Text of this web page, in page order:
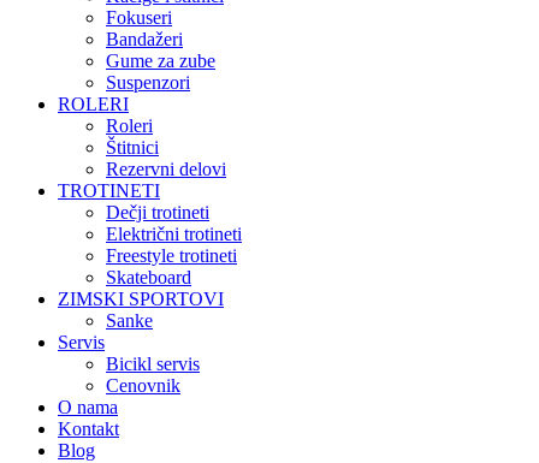
Fokuseri
Bandažeri
Gume za zube
Suspenzori
ROLERI
Roleri
Štitnici
Rezervni delovi
TROTINETI
Dečji trotineti
Električni trotineti
Freestyle trotineti
Skateboard
ZIMSKI SPORTOVI
Sanke
Servis
Bicikl servis
Cenovnik
O nama
Kontakt
Blog